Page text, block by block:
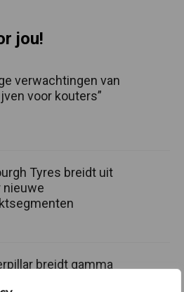
jou!
verwachtingen van
voor kouters”
Tyres breidt uit
nieuwe
breidt gamma